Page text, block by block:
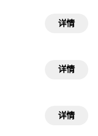
详情
详情
详情